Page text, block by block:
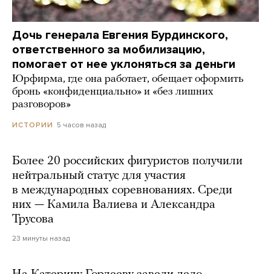
Дочь генерала Евгения Бурдинского,
ответственного за мобилизацию,
помогает от нее уклоняться за деньги
Юрфирма, где она работает, обещает оформить
бронь «конфиденциально» и «без лишних
разговоров»
ИСТОРИИ 5 часов назад
Более 20 российских фигуристов получили
нейтральный статус для участия
в международных соревнованиях. Среди
них — Камила Валиева и Александра
Трусова
23 минуты назад